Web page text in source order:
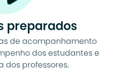
preparados
de acompanhamento
dos estudantes e
dos professores.